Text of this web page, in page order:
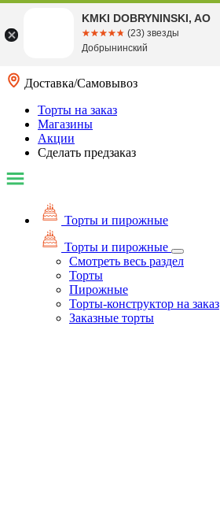
Доставка/Самовывоз
Торты на заказ
Магазины
Акции
Сделать предзаказ
Торты и пирожные
Торты и пирожные
Смотреть весь раздел
Торты
Пирожные
Торты-конструктор на заказ
Заказные торты
KMKI DOBRYNINSKI, AO
☆☆☆☆☆
★★★★★ (23) звезды
Добрынинский